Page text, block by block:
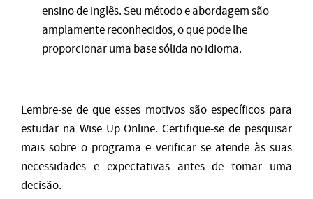
ensino de inglês. Seu método e abordagem são
amplamente reconhecidos, o que pode lhe
proporcionar uma base sólida no idioma.
Lembre-se de que esses motivos são específicos para
estudar na Wise Up Online. Certifique-se de pesquisar
mais sobre o programa e verificar se atende às suas
necessidades e expectativas antes de tomar uma
decisão.